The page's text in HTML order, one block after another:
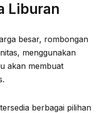
Liburan
besar, rombongan
menggunakan
akan membuat
tersedia berbagai pilihan